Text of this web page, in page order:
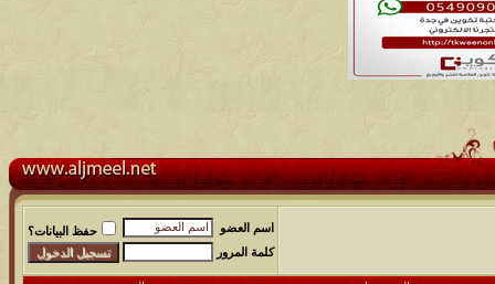
اسم العضو
حفظ البيانات؟
كلمة المرور